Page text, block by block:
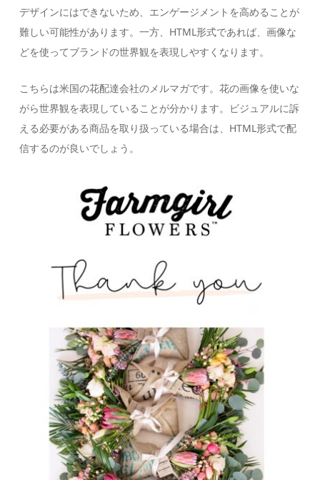
デザインにはできないため、エンゲージメントを高めることが
難しい可能性があります。一方、HTML形式であれば、画像な
どを使ってブランドの世界観を表現しやすくなります。
こちらは米国の花配達会社のメルマガです。花の画像を使いな
がら世界観を表現していることが分かります。ビジュアルに訴
える必要がある商品を取り扱っている場合は、HTML形式で配
信するのが良いでしょう。